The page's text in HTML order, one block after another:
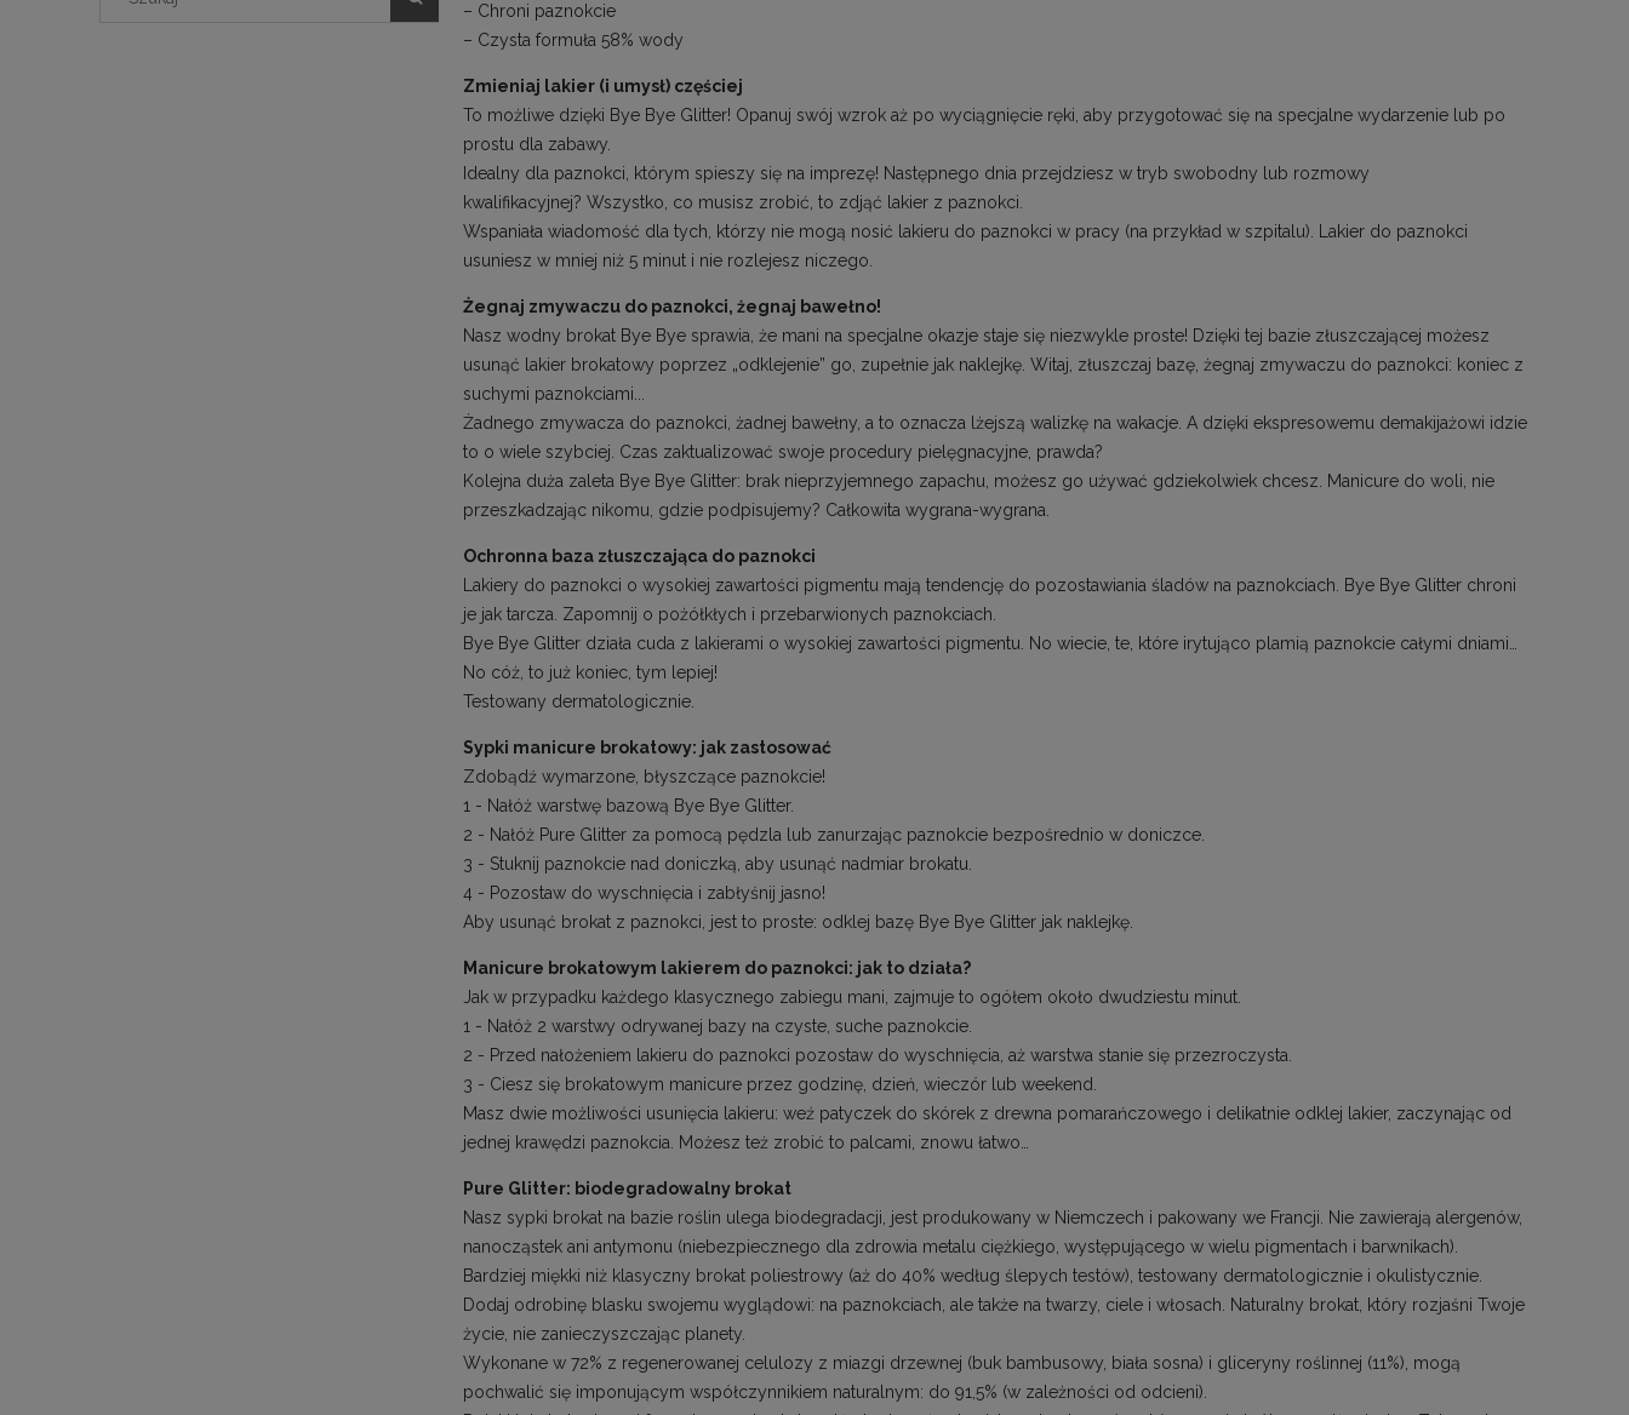
– Chroni paznokcie
– Czysta formuła 58% wody
Zmieniaj lakier (i umysł) częściej
To możliwe dzięki Bye Bye Glitter! Opanuj swój wzrok aż po wyciągnięcie ręki, aby przygotować się na specjalne wydarzenie lub po
prostu dla zabawy.
Idealny dla paznokci, którym spieszy się na imprezę! Następnego dnia przejdziesz w tryb swobodny lub rozmowy
kwalifikacyjnej? Wszystko, co musisz zrobić, to zdjąć lakier z paznokci.
Wspaniała wiadomość dla tych, którzy nie mogą nosić lakieru do paznokci w pracy (na przykład w szpitalu). Lakier do paznokci
usuniesz w mniej niż 5 minut i nie rozlejesz niczego.
Żegnaj zmywaczu do paznokci, żegnaj bawełno!
Nasz wodny brokat Bye Bye sprawia, że mani na specjalne okazje staje się niezwykle proste! Dzięki tej bazie złuszczającej możesz
usunąć lakier brokatowy poprzez „odklejenie” go, zupełnie jak naklejkę. Witaj, złuszczaj bazę, żegnaj zmywaczu do paznokci: koniec z
suchymi paznokciami...
Żadnego zmywacza do paznokci, żadnej bawełny, a to oznacza lżejszą walizkę na wakacje. A dzięki ekspresowemu demakijażowi idzie
to o wiele szybciej. Czas zaktualizować swoje procedury pielęgnacyjne, prawda?
Kolejna duża zaleta Bye Bye Glitter: brak nieprzyjemnego zapachu, możesz go używać gdziekolwiek chcesz. Manicure do woli, nie
przeszkadzając nikomu, gdzie podpisujemy? Całkowita wygrana-wygrana.
Ochronna baza złuszczająca do paznokci
Lakiery do paznokci o wysokiej zawartości pigmentu mają tendencję do pozostawiania śladów na paznokciach. Bye Bye Glitter chroni
je jak tarcza. Zapomnij o pożółkłych i przebarwionych paznokciach.
Bye Bye Glitter działa cuda z lakierami o wysokiej zawartości pigmentu. No wiecie, te, które irytująco plamią paznokcie całymi dniami…
No cóż, to już koniec, tym lepiej!
Testowany dermatologicznie.
Sypki manicure brokatowy: jak zastosować
Zdobądź wymarzone, błyszczące paznokcie!
1 - Nałóż warstwę bazową Bye Bye Glitter.
2 - Nałóż Pure Glitter za pomocą pędzla lub zanurzając paznokcie bezpośrednio w doniczce.
3 - Stuknij paznokcie nad doniczką, aby usunąć nadmiar brokatu.
4 - Pozostaw do wyschnięcia i zabłyśnij jasno!
Aby usunąć brokat z paznokci, jest to proste: odklej bazę Bye Bye Glitter jak naklejkę.
Manicure brokatowym lakierem do paznokci: jak to działa?
Jak w przypadku każdego klasycznego zabiegu mani, zajmuje to ogółem około dwudziestu minut.
1 - Nałóż 2 warstwy odrywanej bazy na czyste, suche paznokcie.
2 - Przed nałożeniem lakieru do paznokci pozostaw do wyschnięcia, aż warstwa stanie się przezroczysta.
3 - Ciesz się brokatowym manicure przez godzinę, dzień, wieczór lub weekend.
Masz dwie możliwości usunięcia lakieru: weź patyczek do skórek z drewna pomarańczowego i delikatnie odklej lakier, zaczynając od
jednej krawędzi paznokcia. Możesz też zrobić to palcami, znowu łatwo…
Pure Glitter: biodegradowalny brokat
Nasz sypki brokat na bazie roślin ulega biodegradacji, jest produkowany w Niemczech i pakowany we Francji. Nie zawierają alergenów,
nanocząstek ani antymonu (niebezpiecznego dla zdrowia metalu ciężkiego, występującego w wielu pigmentach i barwnikach).
Bardziej miękki niż klasyczny brokat poliestrowy (aż do 40% według ślepych testów), testowany dermatologicznie i okulistycznie.
Dodaj odrobinę blasku swojemu wyglądowi: na paznokciach, ale także na twarzy, ciele i włosach. Naturalny brokat, który rozjaśni Twoje
życie, nie zanieczyszczając planety.
Wykonane w 72% z regenerowanej celulozy z miazgi drzewnej (buk bambusowy, biała sosna) i gliceryny roślinnej (11%), mogą
pochwalić się imponującym współczynnikiem naturalnym: do 91,5% (w zależności od odcieni).